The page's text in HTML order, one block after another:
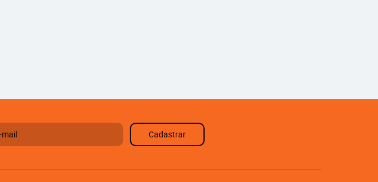
Cadastrar